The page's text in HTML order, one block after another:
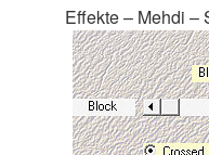
Effekte – Mehdi –